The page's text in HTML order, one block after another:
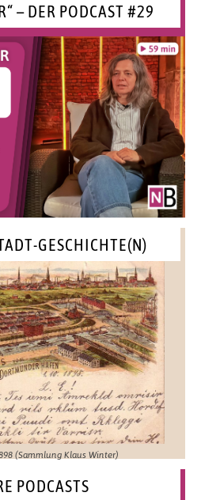
– DER PODCAST #29
GESCHICHTE(N)
(Sammlung Klaus Winter)
PODCASTS